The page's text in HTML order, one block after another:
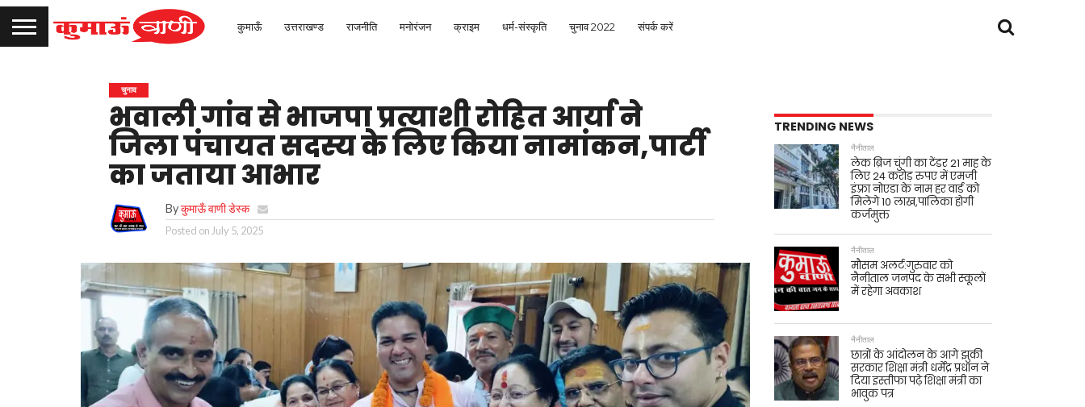
कुमाऊँ उत्तराखण्ड राजनीति मनोरंजन क्राइम धर्म-संस्कृति चुनाव 2022 संपर्क करें
चुनाव
भवाली गांव से भाजपा प्रत्याशी रोहित आर्या ने
जिला पंचायत सदस्य के लिए किया नामांकन,पार्टी
का जताया आभार
Byकुमाऊँ वाणी डेस्क
Posted on July 5, 2025
TRENDING NEWS
नैनीताल
लेक ब्रिज चुंगी का टेंडर 21 माह के
लिए 24 करोड़ रुपए में एमजी
इंफ़्रा नोएडा के नाम हर वार्ड को
मिलेंगे 10 लाख,पालिका होगी
कर्जमुक्त
नैनीताल
मौसम अलर्ट:गुरुवार को
नैनीताल जनपद के सभी स्कूलों
में रहेगा अवकाश
नैनीताल
छात्रों के आंदोलन के आगे झुकी
सरकार शिक्षा मंत्री धर्मेंद्र प्रधान ने
दिया इस्तीफा पढ़े शिक्षा मंत्री का
भावुक पत्र